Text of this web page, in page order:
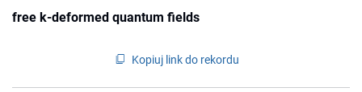
free k-deformed quantum fields
Kopiuj link do rekordu